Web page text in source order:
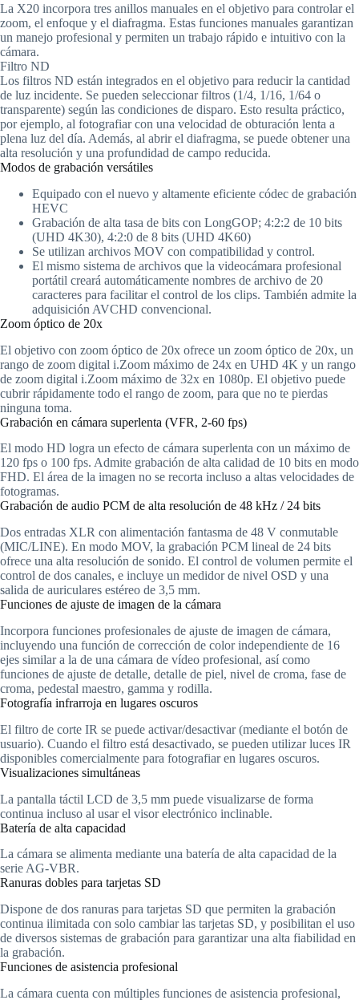
La X20 incorpora tres anillos manuales en el objetivo para controlar el
zoom, el enfoque y el diafragma. Estas funciones manuales garantizan
un manejo profesional y permiten un trabajo rápido e intuitivo con la
cámara.
Filtro ND
Los filtros ND están integrados en el objetivo para reducir la cantidad
de luz incidente. Se pueden seleccionar filtros (1/4, 1/16, 1/64 o
transparente) según las condiciones de disparo. Esto resulta práctico,
por ejemplo, al fotografiar con una velocidad de obturación lenta a
plena luz del día. Además, al abrir el diafragma, se puede obtener una
alta resolución y una profundidad de campo reducida.
Modos de grabación versátiles
Equipado con el nuevo y altamente eficiente códec de grabación
HEVC
Grabación de alta tasa de bits con LongGOP; 4:2:2 de 10 bits
(UHD 4K30), 4:2:0 de 8 bits (UHD 4K60)
Se utilizan archivos MOV con compatibilidad y control.
El mismo sistema de archivos que la videocámara profesional
portátil creará automáticamente nombres de archivo de 20
caracteres para facilitar el control de los clips. También admite la
adquisición AVCHD convencional.
Zoom óptico de 20x
El objetivo con zoom óptico de 20x ofrece un zoom óptico de 20x, un
rango de zoom digital i.Zoom máximo de 24x en UHD 4K y un rango
de zoom digital i.Zoom máximo de 32x en 1080p. El objetivo puede
cubrir rápidamente todo el rango de zoom, para que no te pierdas
ninguna toma.
Grabación en cámara superlenta (VFR, 2-60 fps)
El modo HD logra un efecto de cámara superlenta con un máximo de
120 fps o 100 fps. Admite grabación de alta calidad de 10 bits en modo
FHD. El área de la imagen no se recorta incluso a altas velocidades de
fotogramas.
Grabación de audio PCM de alta resolución de 48 kHz / 24 bits
Dos entradas XLR con alimentación fantasma de 48 V conmutable
(MIC/LINE). En modo MOV, la grabación PCM lineal de 24 bits
ofrece una alta resolución de sonido. El control de volumen permite el
control de dos canales, e incluye un medidor de nivel OSD y una
salida de auriculares estéreo de 3,5 mm.
Funciones de ajuste de imagen de la cámara
Incorpora funciones profesionales de ajuste de imagen de cámara,
incluyendo una función de corrección de color independiente de 16
ejes similar a la de una cámara de vídeo profesional, así como
funciones de ajuste de detalle, detalle de piel, nivel de croma, fase de
croma, pedestal maestro, gamma y rodilla.
Fotografía infrarroja en lugares oscuros
El filtro de corte IR se puede activar/desactivar (mediante el botón de
usuario). Cuando el filtro está desactivado, se pueden utilizar luces IR
disponibles comercialmente para fotografiar en lugares oscuros.
Visualizaciones simultáneas
La pantalla táctil LCD de 3,5 mm puede visualizarse de forma
continua incluso al usar el visor electrónico inclinable.
Batería de alta capacidad
La cámara se alimenta mediante una batería de alta capacidad de la
serie AG-VBR.
Ranuras dobles para tarjetas SD
Dispone de dos ranuras para tarjetas SD que permiten la grabación
continua ilimitada con solo cambiar las tarjetas SD, y posibilitan el uso
de diversos sistemas de grabación para garantizar una alta fiabilidad en
la grabación.
Funciones de asistencia profesional
La cámara cuenta con múltiples funciones de asistencia profesional,